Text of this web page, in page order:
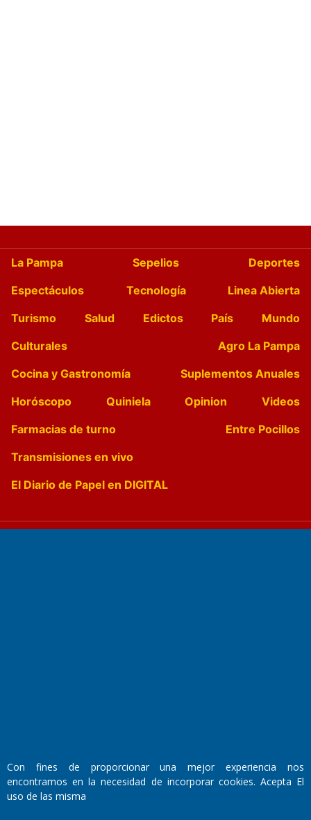
La Pampa Sepelios
Deportes
Espectáculos
Tecnología
Linea Abierta
Turismo
Salud Edictos País
Mundo
Culturales
Agro La Pampa
Cocina y Gastronomía
Suplementos Anuales
Horóscopo
Quiniela Opinion
Videos
Farmacias de turno
Entre Pocillos
Transmisiones en vivo
El Diario de Papel en DIGITAL
Con fines de proporcionar una mejor experiencia nos
encontramos en la necesidad de incorporar cookies. Acepta El
uso de las misma